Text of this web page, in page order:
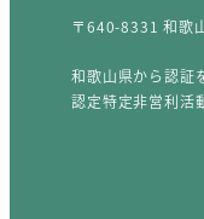
〒640-8331 和歌
和歌山県から認証
認定特定非営利活